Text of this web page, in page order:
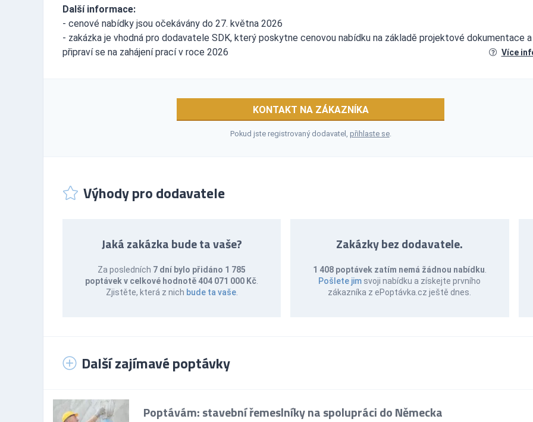
Další informace:
- cenové nabídky jsou očekávány do 27. května 2026
- zakázka je vhodná pro dodavatele SDK, který poskytne cenovou nabídku na základě projektové dokumentace a
připraví se na zahájení prací v roce 2026
Více
KONTAKT NA ZÁKAZNÍKA
Pokud jste registrovaný dodavatel, přihlaste se.
Výhody pro dodavatele
Jaká zakázka bude ta vaše?
Za posledních 7 dní bylo přidáno 1 785
poptávek v celkové hodnotě 404 071 000 Kč
Zjistěte, která z nich bude ta vaše.
Zakázky bez dodavatele.
1 408 poptávek zatím nemá žádnou nabídku
Pošlete jim svoji nabídku a získejte prvního
zákazníka z ePoptávka.cz ještě dnes.
Další zajímavé poptávky
Poptávám: stavební řemeslníky na spolupráci do Německa